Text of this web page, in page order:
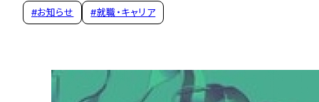
#お知らせ #就職・キャリア